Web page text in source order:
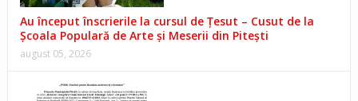
Au început înscrierile la cursul de Țesut – Cusut de la
Școala Populară de Arte și Meserii din Pitești
august 05, 2026